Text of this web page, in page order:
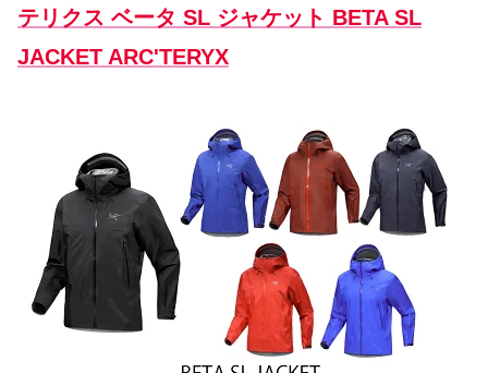
テリクス ベータ SL ジャケット BETA SL
JACKET ARC'TERYX